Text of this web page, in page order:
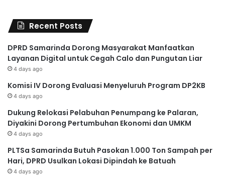
Recent Posts
DPRD Samarinda Dorong Masyarakat Manfaatkan
Layanan Digital untuk Cegah Calo dan Pungutan Liar
4 days ago
Komisi IV Dorong Evaluasi Menyeluruh Program DP2KB
4 days ago
Dukung Relokasi Pelabuhan Penumpang ke Palaran,
Diyakini Dorong Pertumbuhan Ekonomi dan UMKM
4 days ago
PLTSa Samarinda Butuh Pasokan 1.000 Ton Sampah per
Hari, DPRD Usulkan Lokasi Dipindah ke Batuah
4 days ago